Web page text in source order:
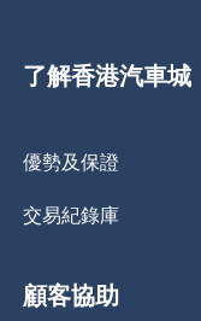
了解香港汽車城
優勢及保證
交易紀錄庫
顧客協助